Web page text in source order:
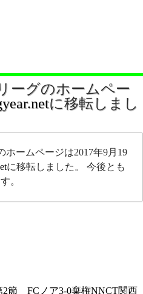
ーグのホームペー
に移転しまし
ームページは2017年9月19
に移転しました。 今後とも
。
2節 FCノア3-0棄権NNCT関西